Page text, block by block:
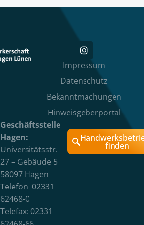
Impressum
Datenschutz
Bekanntmachungen
Hinweisgeberportal
Geschäftsstelle
Hagen:
Universitätsstr.
27 – Gebäude 5
58097 Hagen
Telefon: 02331
62468-0
Telefax: 02331
finden